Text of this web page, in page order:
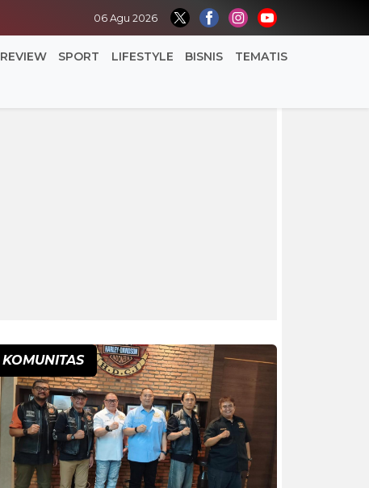
06 Agu 2026
REVIEW SPORT LIFESTYLE BISNIS TEMATIS
KOMUNITAS